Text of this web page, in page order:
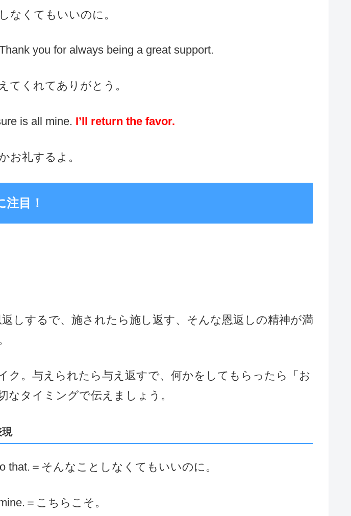
なくてもいいのに。
you for always being a great support.
てくれてありがとう。
is all mine. I’ll return the favor.
お礼するよ。
目！
返しするで、施されたら施し返す、そんな恩返しの精神が満
ク。与えられたら与え返すで、何かをしてもらったら「お
なタイミングで伝えましょう。
that.＝そんなことしなくてもいいのに。
＝こちらこそ。